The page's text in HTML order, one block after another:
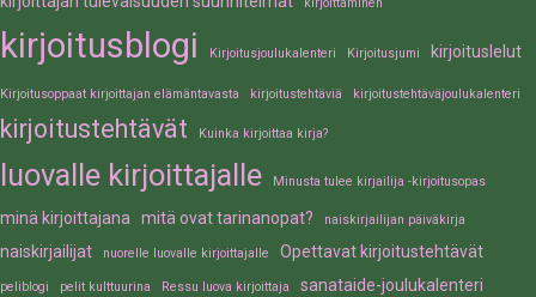
kirjoittaminen
kirjoitusblogi Kirjoitusjoulukalenteri Kirjoitusjumi kirjoituslelut
Kirjoitusoppaat kirjoittajan elämäntavasta kirjoitustehtäviä kirjoitustehtäväjoulukalenteri
kirjoitustehtävät Kuinka kirjoittaa kirja?
luovalle kirjoittajalle Minusta tulee kirjailija -kirjoitusopas
minä kirjoittajana mitä ovat tarinanopat? naiskirjailijan päiväkirja
naiskirjailijat nuorelle luovalle kirjoittajalle Opettavat kirjoitustehtävät
peliblogi pelit kulttuurina Ressu luova kirjoittaja sanataide-joulukalenteri